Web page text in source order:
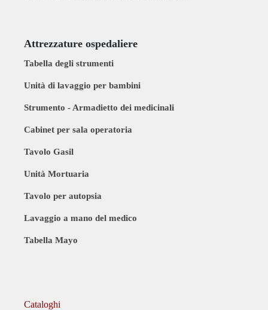
Attrezzature ospedaliere
Tabella degli strumenti
Unità di lavaggio per bambini
Strumento - Armadietto dei medicinali
Cabinet per sala operatoria
Tavolo Gasil
Unità Mortuaria
Tavolo per autopsia
Lavaggio a mano del medico
Tabella Mayo
Cataloghi